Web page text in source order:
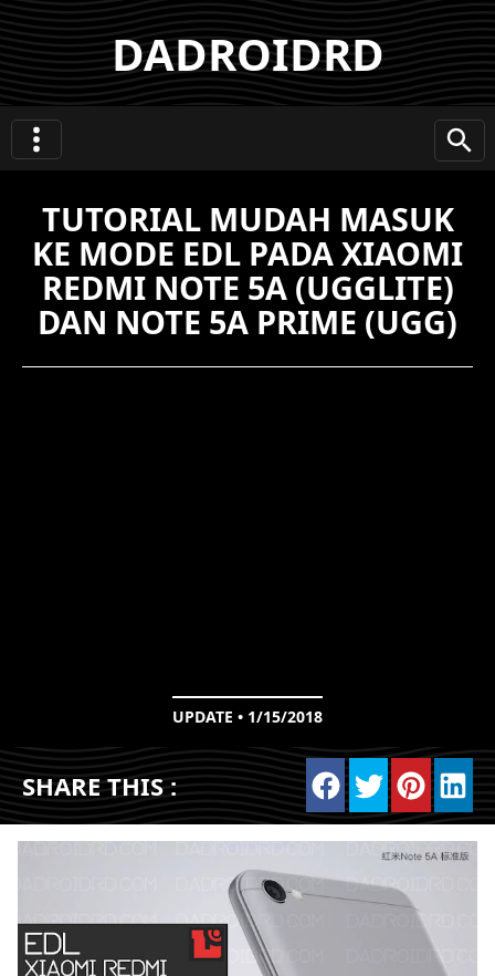
DADROIDRD
TUTORIAL MUDAH MASUK
KE MODE EDL PADA XIAOMI
REDMI NOTE 5A (UGGLITE)
DAN NOTE 5A PRIME (UGG)
UPDATE • 1/15/2018
SHARE THIS :